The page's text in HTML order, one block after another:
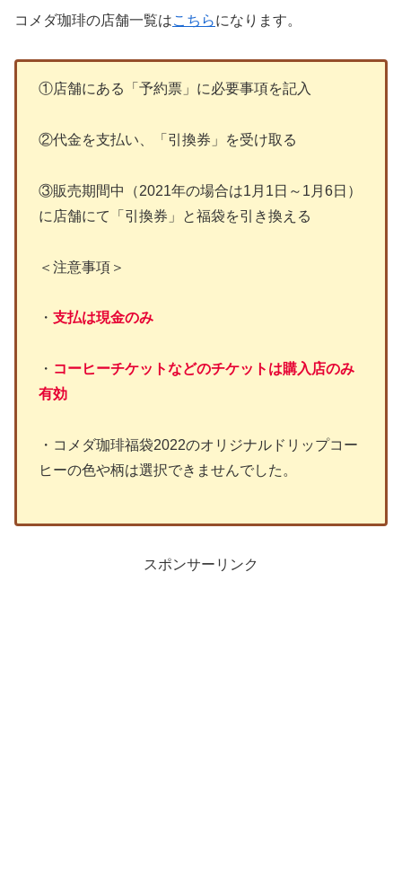
コメダ珈琲の店舗一覧はこちらになります。
①店舗にある「予約票」に必要事項を記入
②代金を支払い、「引換券」を受け取る
③販売期間中（2021年の場合は1月1日～1月6日）
に店舗にて「引換券」と福袋を引き換える
＜注意事項＞
・ 支払は現金のみ
・ コーヒーチケットなどのチケットは購入店のみ
有効
・コメダ珈琲福袋2022のオリジナルドリップコー
ヒーの色や柄は選択できませんでした。
スポンサーリンク